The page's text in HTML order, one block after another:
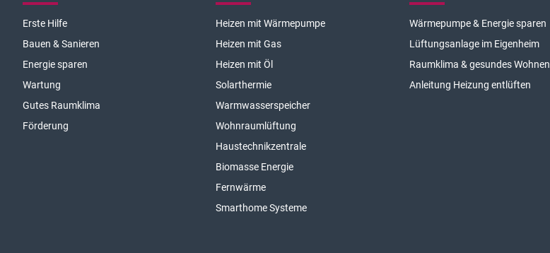
Erste Hilfe
Bauen & Sanieren
Energie sparen
Wartung
Gutes Raumklima
Förderung
Heizen mit Wärmepumpe
Heizen mit Gas
Heizen mit Öl
Solarthermie
Warmwasserspeicher
Wohnraumlüftung
Haustechnikzentrale
Biomasse Energie
Fernwärme
Smarthome Systeme
Wärmepumpe & Energie sparen
Lüftungsanlage im Eigenheim
Raumklima & gesundes Wohnen
Anleitung Heizung entlüften